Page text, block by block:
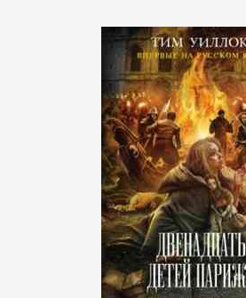
Ремесла